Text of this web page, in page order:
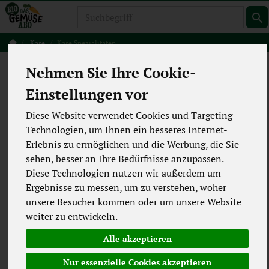
Nehmen Sie Ihre Cookie-
Einstellungen vor
Diese Website verwendet Cookies und Targeting
Technologien, um Ihnen ein besseres Internet-
Erlebnis zu ermöglichen und die Werbung, die Sie
sehen, besser an Ihre Bedürfnisse anzupassen.
Diese Technologien nutzen wir außerdem um
Ergebnisse zu messen, um zu verstehen, woher
unsere Besucher kommen oder um unsere Website
weiter zu entwickeln.
Alle akzeptieren
Nur essenzielle Cookies akzeptieren
Käse Käse Spezialitäten
Käse Spezialitäten 1 von 5494
12
Hersteller Ernährung
Allergene